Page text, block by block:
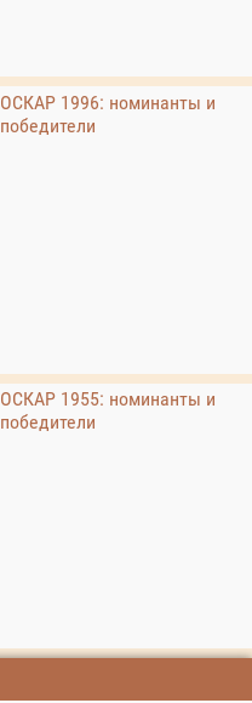
ОСКАР 1996: номинанты и
победители
ОСКАР 1955: номинанты и
победители